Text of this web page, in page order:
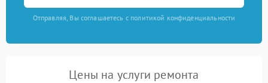
Отправляя, Вы соглашаетесь с политикой конфиденциальности
Цены на услуги ремонта